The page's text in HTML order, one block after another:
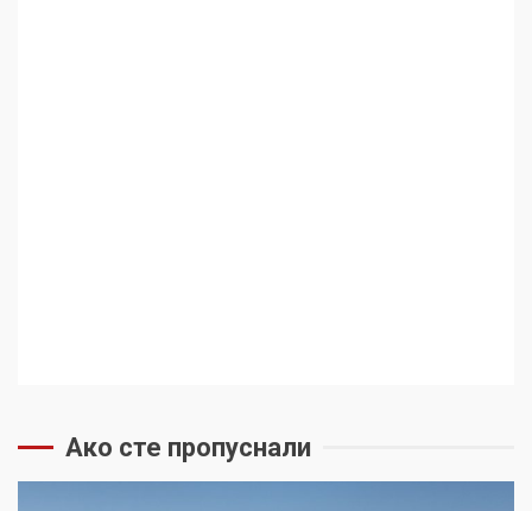
Ако сте пропуснали